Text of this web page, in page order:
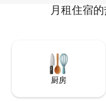
月租住宿
厨房